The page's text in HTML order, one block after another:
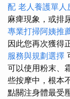
配 老人養護單人
麻痺現象，或排
專業打掃阿姨推
因此您再次獲得
服務與規劃選擇
可以使用粉末、
些按摩中，根本
點關注身體最受